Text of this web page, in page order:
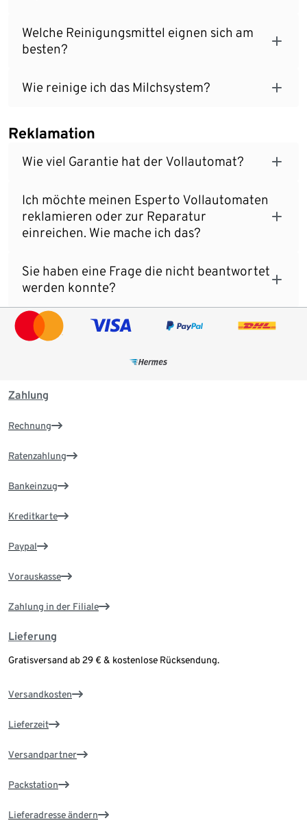
Welche Reinigungsmittel eignen sich am
besten?
Wie reinige ich das Milchsystem?
Reklamation
Wie viel Garantie hat der Vollautomat?
Ich möchte meinen Esperto Vollautomaten
reklamieren oder zur Reparatur
einreichen. Wie mache ich das?
Sie haben eine Frage die nicht beantwortet
werden konnte?
Zahlung
Rechnung
Ratenzahlung
Bankeinzug
Kreditkarte
Paypal
Vorauskasse
Zahlung in der Filiale
Lieferung
Gratisversand ab 29 € & kostenlose Rücksendung.
Versandkosten
Lieferzeit
Versandpartner
Packstation
Lieferadresse ändern